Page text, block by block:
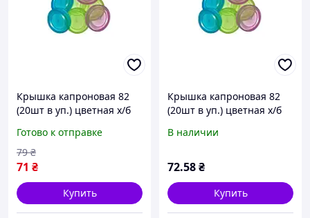
Крышка капроновая 82
(20шт в уп.) цветная х/б
Готово к отправке
71 ₴
79 ₴
Купить
Крышка капроновая 82
(20шт в уп.) цветная х/б
В наличии
72.58₴
Купить